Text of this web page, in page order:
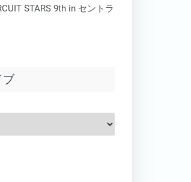
STARS 9th in セントラ
ブ